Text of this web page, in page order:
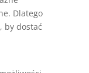
Dlatego
by dostać